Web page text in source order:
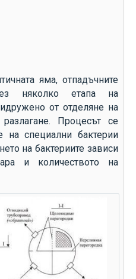
яма, отпадъчните
няколко етапа на
от отделяне на
Процесът се
на специални бактерии
на бактериите зависи
и количеството на